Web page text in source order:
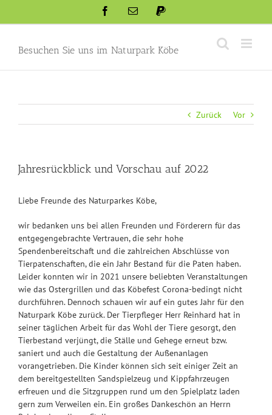
FacebookEmail Paypal
Besuchen Sie uns im Naturpark Köbe
Zurück Vor
Jahresrückblick und Vorschau auf 2022
Liebe Freunde des Naturparkes Köbe,
wir bedanken uns bei allen Freunden und Förderern für das
entgegengebrachte Vertrauen, die sehr hohe
Spendenbereitschaft und die zahlreichen Abschlüsse von
Tierpatenschaften, die ein Jahr Bestand für die Paten haben.
Leider konnten wir in 2021 unsere beliebten Veranstaltungen
wie das Ostergrillen und das Köbefest Corona-bedingt nicht
durchführen. Dennoch schauen wir auf ein gutes Jahr für den
Naturpark Köbe zurück. Der Tierpfleger Herr Reinhard hat in
seiner täglichen Arbeit für das Wohl der Tiere gesorgt, den
Tierbestand verjüngt, die Ställe und Gehege erneut bzw.
saniert und auch die Gestaltung der Außenanlagen
vorangetrieben. Die Kinder können sich seit einiger Zeit an
dem bereitgestellten Sandspielzeug und Kippfahrzeugen
erfreuen und die Sitzgruppen rund um den Spielplatz laden
gern zum Verweilen ein. Ein großes Dankeschön an Herrn